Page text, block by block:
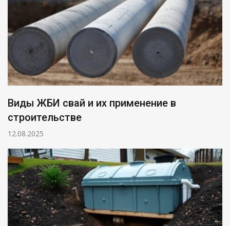
Виды ЖБИ свай и их применение в
строительстве
12.08.2025